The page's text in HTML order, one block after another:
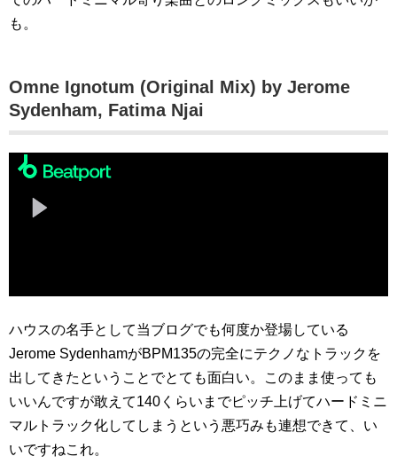
も。
Omne Ignotum (Original Mix) by Jerome
Sydenham, Fatima Njai
ハウスの名手として当ブログでも何度か登場している
Jerome SydenhamがBPM135の完全にテクノなトラックを
出してきたということでとても面白い。このまま使っても
いいんですが敢えて140くらいまでピッチ上げてハードミニ
マルトラック化してしまうという悪巧みも連想できて、い
いですねこれ。